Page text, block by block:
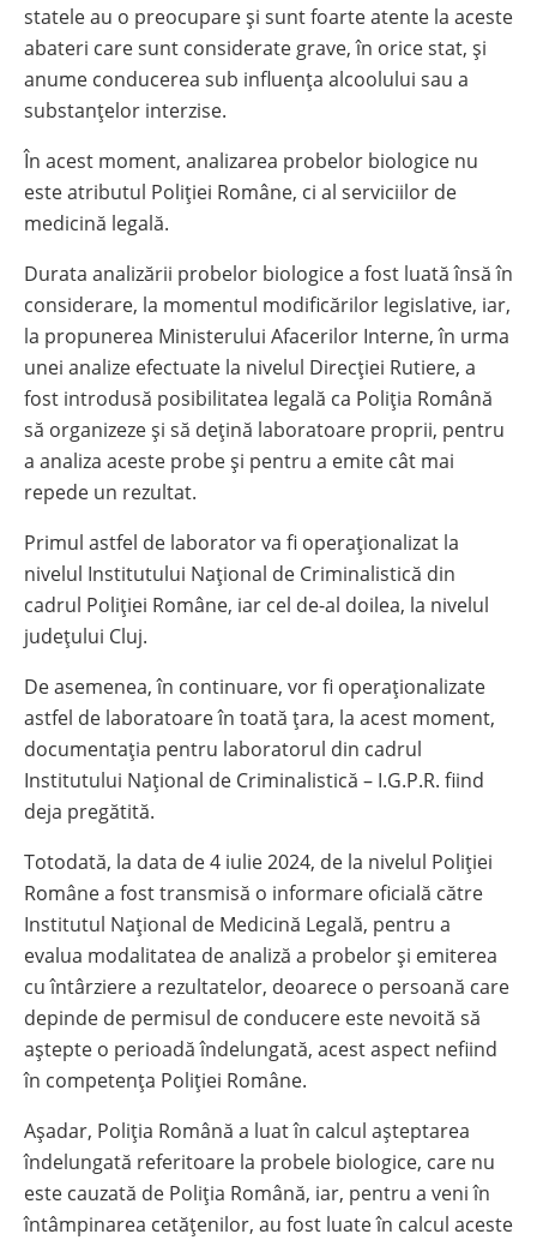
statele au o preocupare și sunt foarte atente la aceste
abateri care sunt considerate grave, în orice stat, și
anume conducerea sub influența alcoolului sau a
substanțelor interzise.
În acest moment, analizarea probelor biologice nu
este atributul Poliției Române, ci al serviciilor de
medicină legală.
Durata analizării probelor biologice a fost luată însă în
considerare, la momentul modificărilor legislative, iar,
la propunerea Ministerului Afacerilor Interne, în urma
unei analize efectuate la nivelul Direcției Rutiere, a
fost introdusă posibilitatea legală ca Poliția Română
să organizeze și să dețină laboratoare proprii, pentru
a analiza aceste probe și pentru a emite cât mai
repede un rezultat.
Primul astfel de laborator va fi operaționalizat la
nivelul Institutului Național de Criminalistică din
cadrul Poliției Române, iar cel de-al doilea, la nivelul
județului Cluj.
De asemenea, în continuare, vor fi operaționalizate
astfel de laboratoare în toată țara, la acest moment,
documentația pentru laboratorul din cadrul
Institutului Național de Criminalistică – I.G.P.R. fiind
deja pregătită.
Totodată, la data de 4 iulie 2024, de la nivelul Poliției
Române a fost transmisă o informare oficială către
Institutul Național de Medicină Legală, pentru a
evalua modalitatea de analiză a probelor și emiterea
cu întârziere a rezultatelor, deoarece o persoană care
depinde de permisul de conducere este nevoită să
aștepte o perioadă îndelungată, acest aspect nefiind
în competența Poliției Române.
Așadar, Poliția Română a luat în calcul așteptarea
îndelungată referitoare la probele biologice, care nu
este cauzată de Poliția Română, iar, pentru a veni în
întâmpinarea cetățenilor, au fost luate în calcul aceste